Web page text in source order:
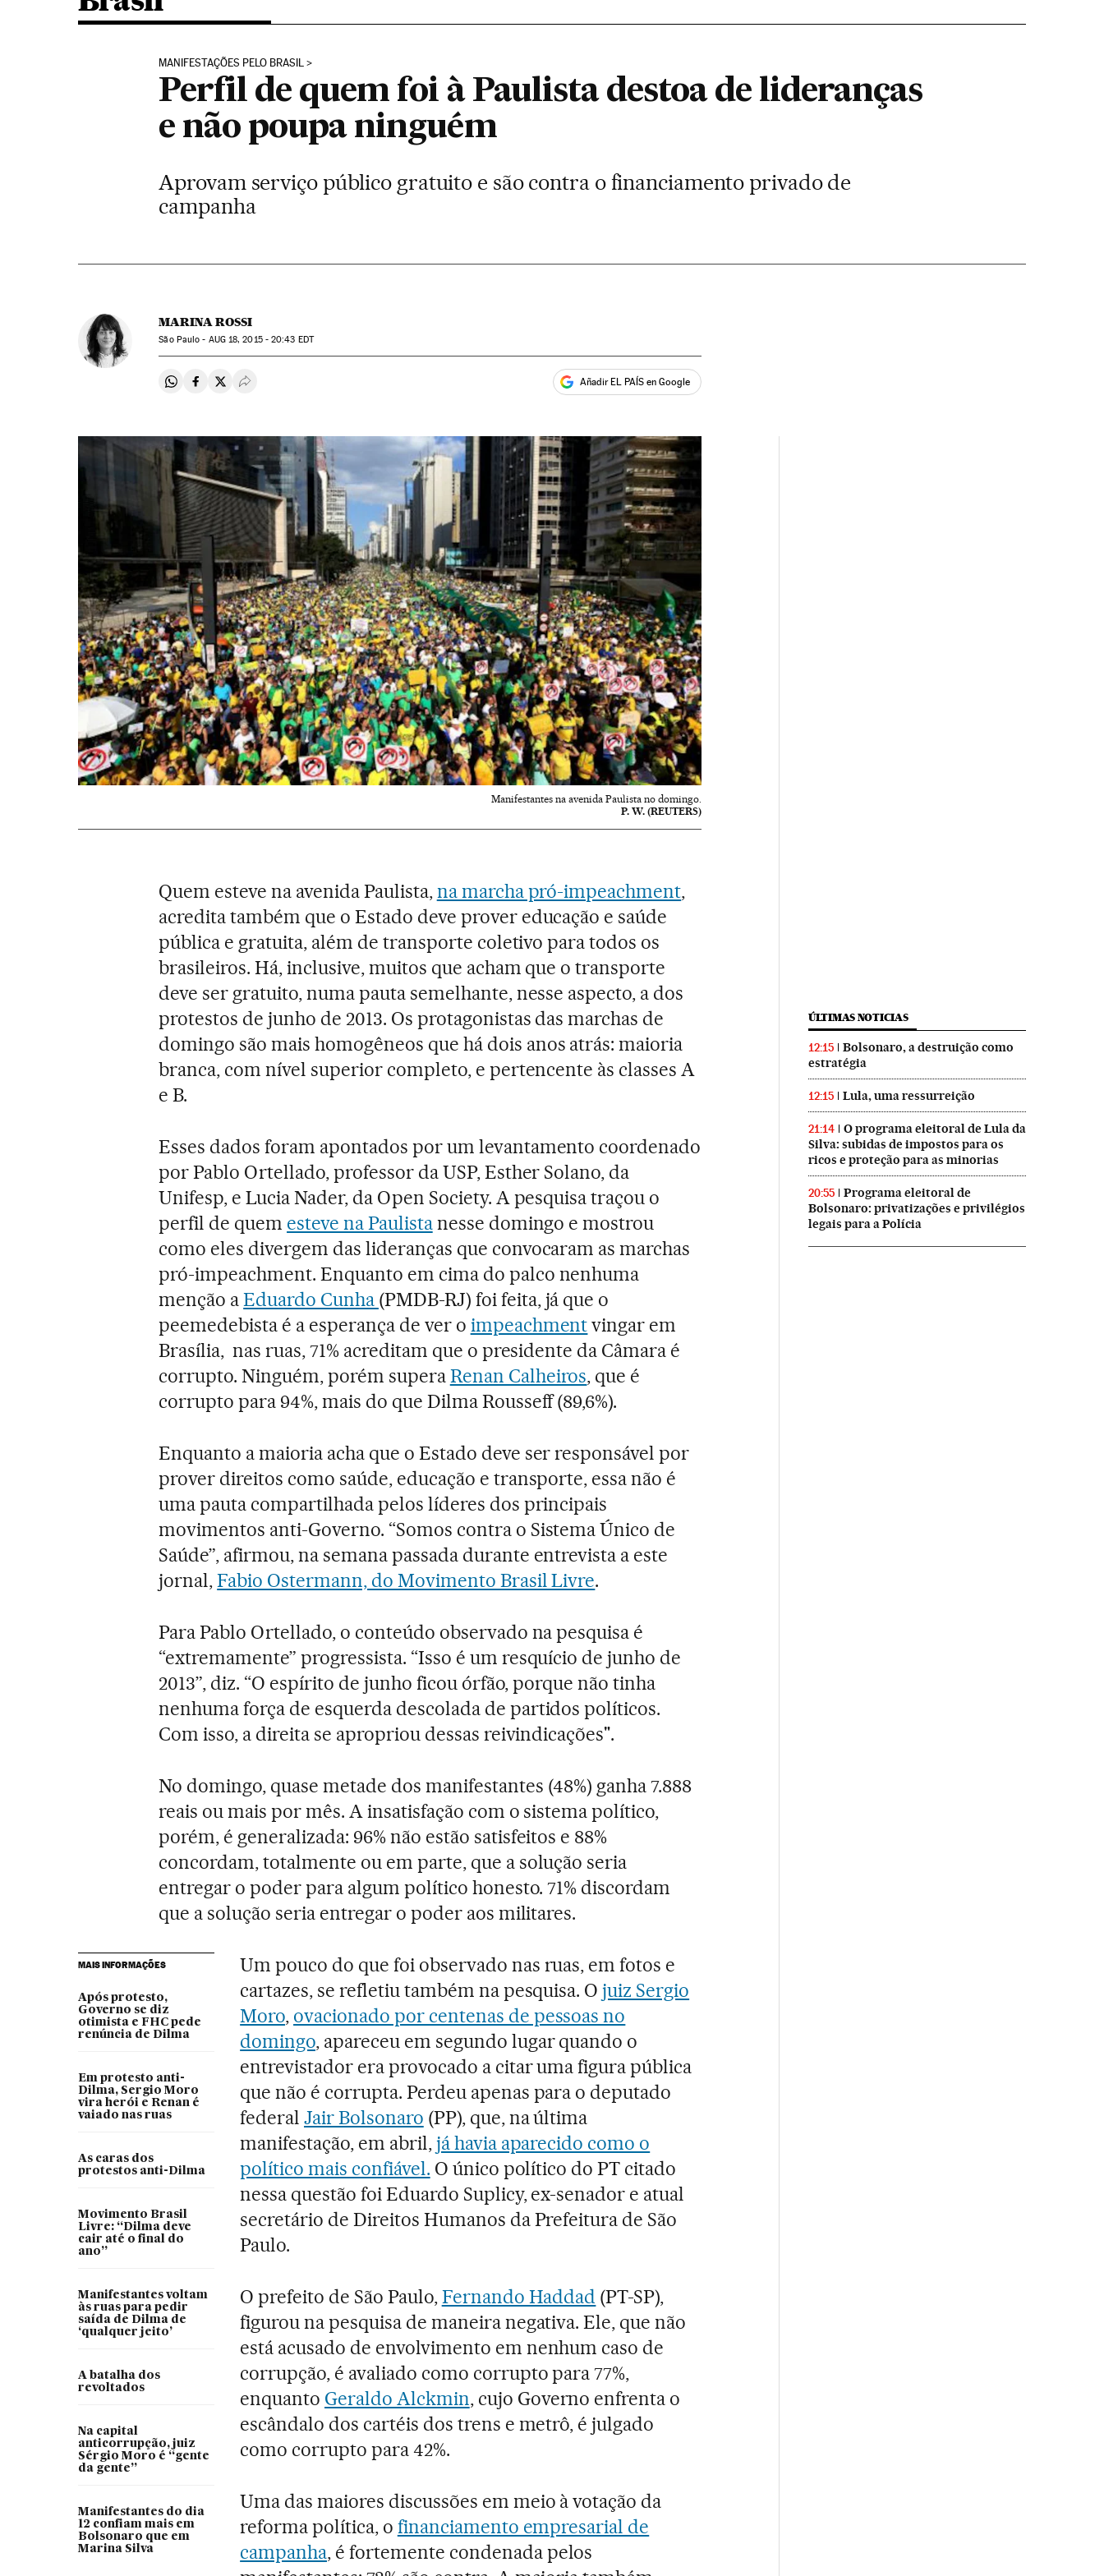
MANIFESTAÇÕES PELO BRASIL
Perfil de quem foi à Paulista destoa de lideranças
e não poupa ninguém
Aprovam serviço público gratuito e são contra o financiamento privado de
campanha
MARINA ROSSI
São Paulo - AUG18, 2015 - 20:43 EDT
Compartir en Whatsapp
Compartir en Facebook
Compartir en Twitter
Desplegar Redes Sociales Añadir EL PAÍS en Google
Manifestantes na avenida Paulista no domingo.
P. W. (REUTERS)
Quem esteve na avenida Paulista,na marcha pró-impeachment,
acredita também que o Estado deve prover educação e saúde
pública e gratuita, além de transporte coletivo para todos os
brasileiros. Há, inclusive, muitos que acham que o transporte
deve ser gratuito, numa pauta semelhante, nesse aspecto, a dos
protestos de junho de 2013. Os protagonistas das marchas de
domingo são mais homogêneos que há dois anos atrás: maioria
branca, com nível superior completo, e pertencente às classes A
e B.
Esses dados foram apontados por um levantamento coordenado
por Pablo Ortellado, professor da USP, Esther Solano, da
Unifesp, e Lucia Nader, da Open Society. A pesquisa traçou o
perfil de quem esteve na Paulistanesse domingo e mostrou
como eles divergem das lideranças que convocaram as marchas
pró-impeachment. Enquanto em cima do palco nenhuma
menção aEduardo Cunha (PMDB-RJ) foi feita, já que o
peemedebista é a esperança de ver o impeachmentvingar em
Brasília, nas ruas, 71% acreditam que o presidente da Câmara é
corrupto. Ninguém, porém superaRenan Calheiros, que é
corrupto para 94%, mais do que Dilma Rousseff (89,6%).
Enquanto a maioria acha que o Estado deve ser responsável por
prover direitos como saúde, educação e transporte, essa não é
uma pauta compartilhada pelos líderes dos principais
movimentos anti-Governo. “Somos contra o Sistema Único de
Saúde”, afirmou, na semana passada durante entrevista a este
jornal,Fabio Ostermann, do Movimento Brasil Livre.
Para Pablo Ortellado, o conteúdo observado na pesquisa é
“extremamente” progressista. “Isso é um resquício de junho de
2013”, diz. “O espírito de junho ficou órfão, porque não tinha
nenhuma força de esquerda descolada de partidos políticos.
Com isso, a direita se apropriou dessas reivindicações".
No domingo, quase metade dos manifestantes (48%) ganha 7.888
reais ou mais por mês. A insatisfação com o sistema político,
porém, é generalizada: 96% não estão satisfeitos e 88%
concordam, totalmente ou em parte, que a solução seria
entregar o poder para algum político honesto. 71% discordam
que a solução seria entregar o poder aos militares.
MAIS INFORMAÇÕES
Após protesto,
Governo se diz
otimista e FHC pede
renúncia de Dilma
Em protesto anti-
Dilma, Sergio Moro
vira herói e Renan é
vaiado nas ruas
As caras dos
protestos anti-Dilma
Movimento Brasil
Livre: “Dilma deve
cair até o final do
ano”
Manifestantes voltam
às ruas para pedir
saída de Dilma de
‘qualquer jeito’
A batalha dos
revoltados
Na capital
anticorrupção, juiz
Sérgio Moro é “gente
da gente”
Manifestantes do dia
12 confiam mais em
Bolsonaro que em
Marina Silva
Um pouco do que foi observado nas ruas, em fotos e
cartazes, se refletiu também na pesquisa. Ojuiz Sergio
Moro, ovacionado por centenas de pessoas no
domingo, apareceu em segundo lugar quando o
entrevistador era provocado a citar uma figura pública
que não é corrupta. Perdeu apenas para o deputado
federalJair Bolsonaro (PP), que, na última
manifestação, em abril,já havia aparecido como o
político mais confiável. O único político do PT citado
nessa questão foi Eduardo Suplicy, ex-senador e atual
secretário de Direitos Humanos da Prefeitura de São
Paulo.
O prefeito de São Paulo,Fernando Haddad (PT-SP),
figurou na pesquisa de maneira negativa. Ele, que não
está acusado de envolvimento em nenhum caso de
corrupção, é avaliado como corrupto para 77%,
enquanto Geraldo Alckmin, cujo Governo enfrenta o
escândalo dos cartéis dos trens e metrô, é julgado
como corrupto para 42%.
Uma das maiores discussões em meio à votação da
reforma política, o financiamento empresarial de
campanha, é fortemente condenada pelos
ÚLTIMAS NOTICIAS
12:15
Bolsonaro, a destruição como
estratégia
12:15 Lula, uma ressurreição
21:14
O programa eleitoral de Lula da
Silva: subidas de impostos para os
ricos e proteção para as minorias
20:55
Programa eleitoral de
Bolsonaro: privatizações e privilégios
legais para a Polícia